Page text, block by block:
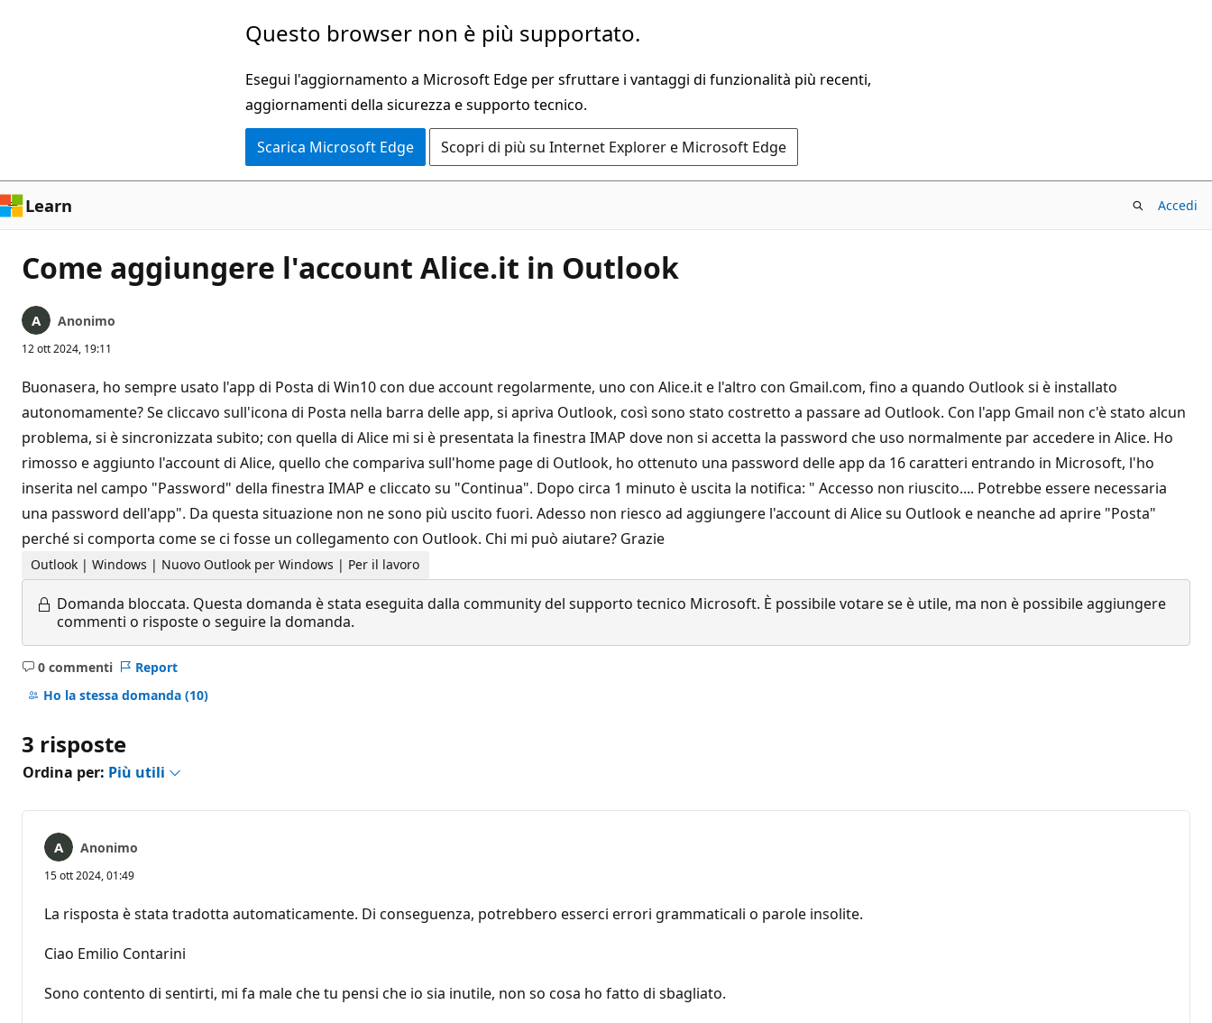
Questo browser non è più supportato.
Esegui l'aggiornamento a Microsoft Edge per sfruttare i vantaggi di funzionalità più recenti,
aggiornamenti della sicurezza e supporto tecnico.
Scarica Microsoft Edge Scopri di più su Internet Explorer e Microsoft Edge
Learn Accedi
Come aggiungere l'account Alice.it in Outlook
Anonimo
12 ott 2024, 19:11
Buonasera, ho sempre usato l'app di Posta di Win10 con due account regolarmente, uno con Alice.it e l'altro con Gmail.com, fino a quando Outlook si è installato
autonomamente? Se cliccavo sull'icona di Posta nella barra delle app, si apriva Outlook, così sono stato costretto a passare ad Outlook. Con l'app Gmail non c'è stato alcun
problema, si è sincronizzata subito; con quella di Alice mi si è presentata la finestra IMAP dove non si accetta la password che uso normalmente par accedere in Alice. Ho
rimosso e aggiunto l'account di Alice, quello che compariva sull'home page di Outlook, ho ottenuto una password delle app da 16 caratteri entrando in Microsoft, l'ho
inserita nel campo "Password" della finestra IMAP e cliccato su "Continua". Dopo circa 1 minuto è uscita la notifica: " Accesso non riuscito.... Potrebbe essere necessaria
una password dell'app". Da questa situazione non ne sono più uscito fuori. Adesso non riesco ad aggiungere l'account di Alice su Outlook e neanche ad aprire "Posta"
perché si comporta come se ci fosse un collegamento con Outlook. Chi mi può aiutare? Grazie
Outlook | Windows | Nuovo Outlook per Windows | Per il lavoro
Domanda bloccata. Questa domanda è stata eseguita dalla community del supporto tecnico Microsoft. È possibile votare se è utile, ma non è possibile aggiungere
commenti o risposte o seguire la domanda.
0 commenti
Nessun
commento
Report
Ho la stessa domanda (10)
3 risposte
Ordina per: Più utili
Anonimo
15 ott 2024, 01:49
La risposta è stata tradotta automaticamente. Di conseguenza, potrebbero esserci errori grammaticali o parole insolite.
Ciao Emilio Contarini
Sono contento di sentirti, mi fa male che tu pensi che io sia inutile, non so cosa ho fatto di sbagliato.